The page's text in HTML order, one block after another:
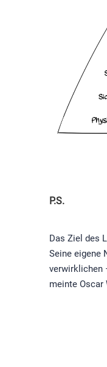
P.S.
Das Ziel des
Seine eigene
verwirklichen
meinte Oscar